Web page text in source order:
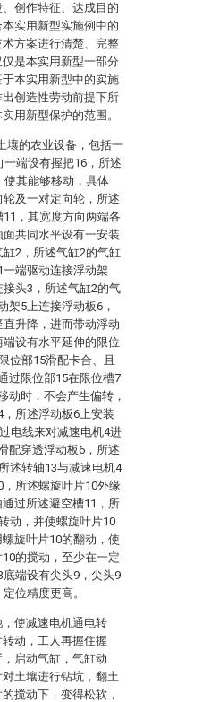
创作特征、达成目的
实用新型实施例中的
方案进行清楚、完整
是本实用新型一部分
本实用新型中的实施
创造性劳动前提下所
用新型保护的范围。
壤的农业设备，包括一
端设有握把16，所述
使其能够移动，具体
及一对定向轮，所述
，其宽度方向两端各
共同水平设有一安装
2，所述气缸2的气缸
端驱动连接浮动架
头3，所述气缸2的气
架5上连接浮动板6，
升降，进而带动浮动
设有水平延伸的限位
位部15滑配卡合、且
过限位部15在限位槽7
动时，不会产生偏转，
所述浮动板6上安装
电线来对减速电机4进
配穿透浮动板6，所述
述转轴13与减速电机4
所述螺旋叶片10外缘
过所述避空槽11，所
动，并使螺旋叶片10
旋叶片10的翻动，使
的搅动，至少在一定
端设有尖头9，尖头9
位精度更高。
使减速电机通电转
动，工人再握住握
启动气缸，气缸动
土壤进行钻坑，翻土
搅动下，变得松软，